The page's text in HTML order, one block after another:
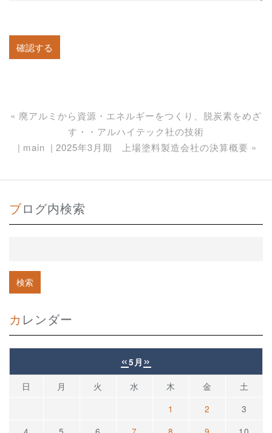
« 廃アルミから資源・エネルギーをつくり、脱炭素をめざ
す・・アルハイテック社の技術
main
2025年3月期 上場塗料製造会社の決算概要 »
ブログ内検索
カレンダー
«5月 »
日 月 火 水 木 金
土
1
2
3